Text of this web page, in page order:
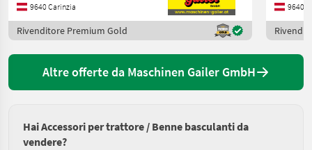
9640 Carinzia
Rivenditore Premium Gold
9640
Altre offerte da Maschinen Gailer GmbH
Hai Accessori per trattore / Benne basculanti da
vendere?